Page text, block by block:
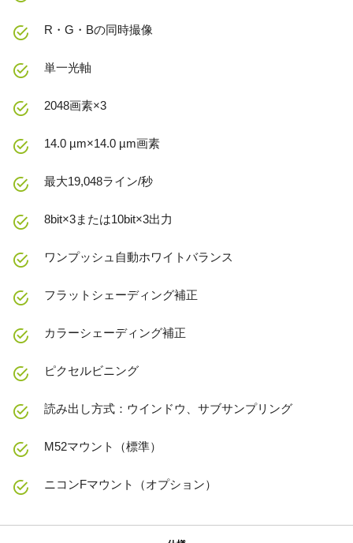
R・G・Bの同時撮像
単一光軸
2048画素×3
14.0 µm×14.0 µm画素
最大19,048ライン/秒
8bit×3または10bit×3出力
ワンプッシュ自動ホワイトバランス
フラットシェーディング補正
カラーシェーディング補正
ピクセルビニング
読み出し方式：ウインドウ、サブサンプリング
M52マウント（標準）
ニコンFマウント（オプション）